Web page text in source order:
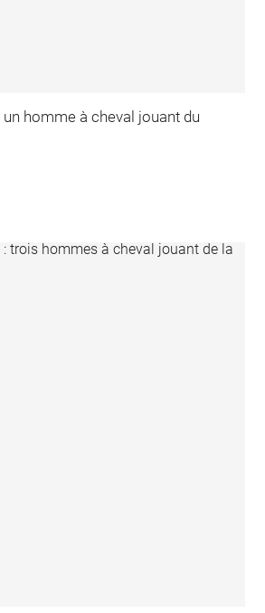
homme à cheval jouant du